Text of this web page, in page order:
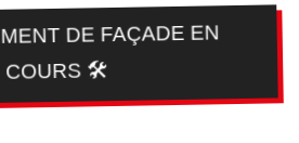
DE FAÇADE EN
COURS 🛠️